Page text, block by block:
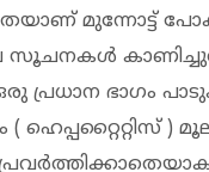
മുന്നോട്ട്
സൂചനകള്‍
പ്രധാന ഭാഗം
(